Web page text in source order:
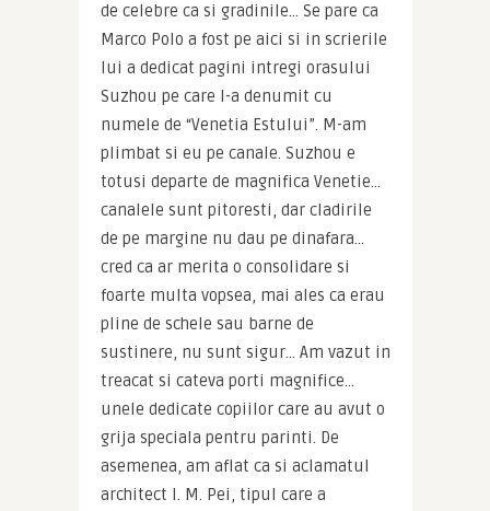
de celebre ca si gradinile… Se pare ca
Marco Polo a fost pe aici si in scrierile
lui a dedicat pagini intregi orasului
Suzhou pe care l-a denumit cu
numele de “Venetia Estului”. M-am
plimbat si eu pe canale. Suzhou e
totusi departe de magnifica Venetie…
canalele sunt pitoresti, dar cladirile
de pe margine nu dau pe dinafara…
cred ca ar merita o consolidare si
foarte multa vopsea, mai ales ca erau
pline de schele sau barne de
sustinere, nu sunt sigur… Am vazut in
treacat si cateva porti magnifice…
unele dedicate copiilor care au avut o
grija speciala pentru parinti. De
asemenea, am aflat ca si aclamatul
architect I. M. Pei, tipul care a